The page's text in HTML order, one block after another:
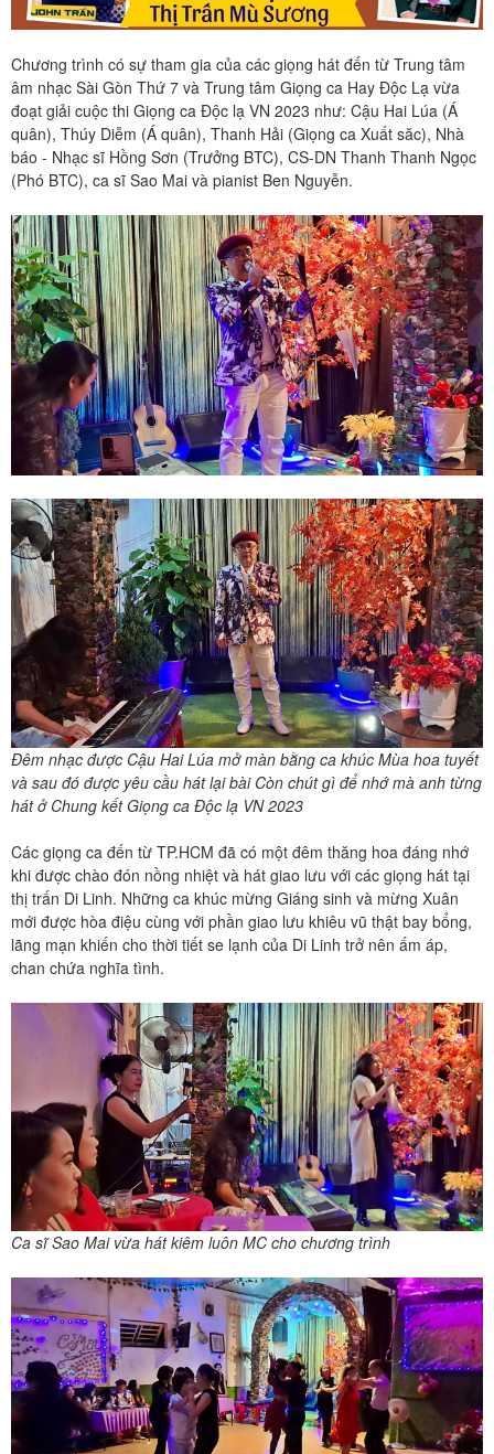
Chương trình có sự tham gia của các giọng hát đến từ Trung tâm
âm nhạc Sài Gòn Thứ 7 và Trung tâm Giọng ca Hay Độc Lạ vừa
đoạt giải cuộc thi Giọng ca Độc lạ VN 2023 như: Cậu Hai Lúa (Á
quân), Thúy Diễm (Á quân), Thanh Hải (Giọng ca Xuất săc), Nhà
báo - Nhạc sĩ Hồng Sơn (Trưởng BTC), CS-DN Thanh Thanh Ngọc
(Phó BTC), ca sĩ Sao Mai và pianist Ben Nguyễn.
Đêm nhạc được Cậu Hai Lúa mở màn bằng ca khúc Mùa hoa tuyết
và sau đó được yêu cầu hát lại bài Còn chút gì để nhớ mà anh từng
hát ở Chung kết Giọng ca Độc lạ VN 2023
Các giọng ca đến từ TP.HCM đã có một đêm thăng hoa đáng nhớ
khi được chào đón nồng nhiệt và hát giao lưu với các giọng hát tại
thị trấn Di Linh. Những ca khúc mừng Giáng sinh và mừng Xuân
mới được hòa điệu cùng với phần giao lưu khiêu vũ thật bay bổng,
lãng mạn khiến cho thời tiết se lạnh của Di Linh trở nên ấm áp,
chan chứa nghĩa tình.
Ca sĩ Sao Mai vừa hát kiêm luôn MC cho chương trình